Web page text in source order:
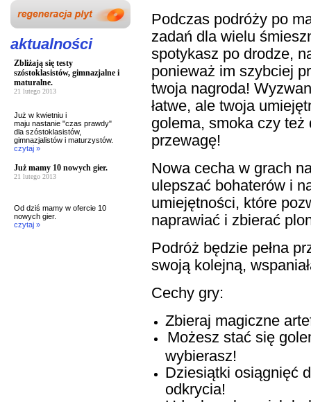
aktualności
Zbliżają się testy
szóstoklasistów, gimnazjalne i
maturalne.
21 lutego 2013
Już w kwietniu i
maju nastanie "czas prawdy"
dla szóstoklasistów,
gimnazjalistów i maturzystów.
czytaj »
Już mamy 10 nowych gier.
21 lutego 2013
Od dziś mamy w ofercie 10
nowych gier.
czytaj »
Podczas podróży po
zadań dla wielu
spotykasz po drodze,
ponieważ im szybciej
twoja nagroda!
łatwe, ale twoja
golema, smoka czy
przewagę!
Nowa cecha w grach
ulepszać bohaterów i
umiejętności, które
naprawiać i zbierać
Podróż będzie pełna
swoją kolejną,
Cechy gry:
Zbieraj magiczne
Możesz stać się
wybierasz!
Dziesiątki osiągnięć
odkrycia!